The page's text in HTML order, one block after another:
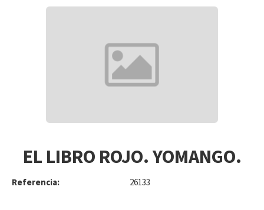
EL LIBRO ROJO. YOMANGO.
Referencia: 26133